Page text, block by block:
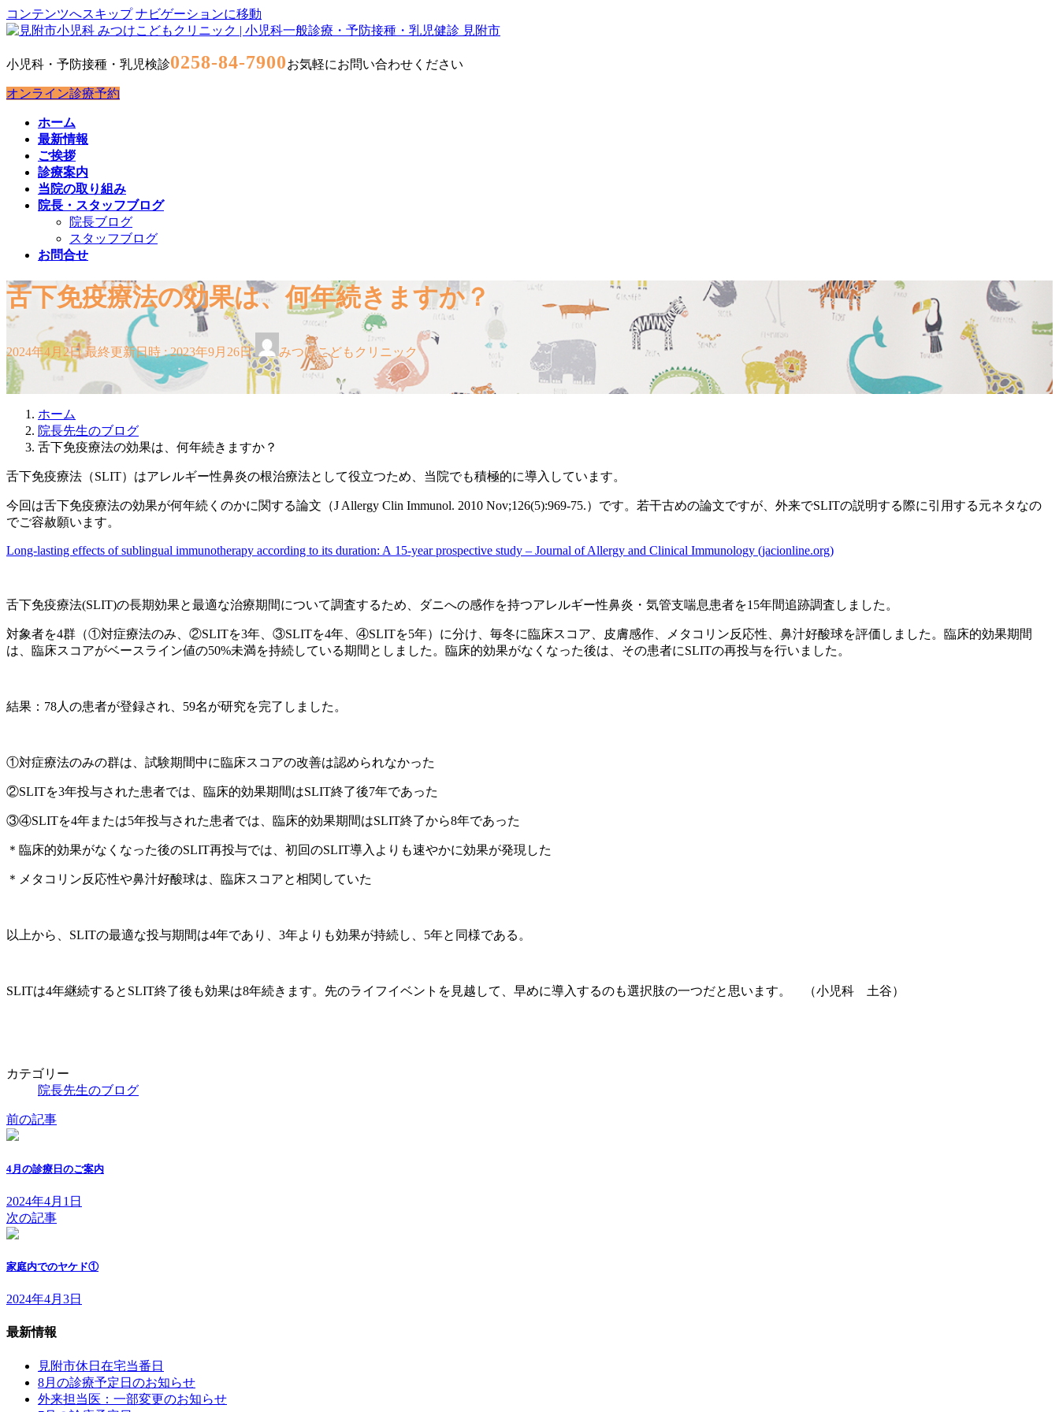
コンテンツへスキップ ナビゲーションに移動
小児科・予防接種・乳児検診0258-84-7900お気軽にお問い合わせください
オンライン診療予約
ホーム
最新情報
ご挨拶
診療案内
当院の取り組み
院長・スタッフブログ
院長ブログ
スタッフブログ
お問合せ
舌下免疫療法の効果は、何年続きますか？
2024年4月2日 最終更新日時 :2023年9月26日 みつけこどもクリニック
ホーム
院長先生のブログ
舌下免疫療法の効果は、何年続きますか？
舌下免疫療法（SLIT）はアレルギー性鼻炎の根治療法として役立つため、当院でも積極的に導入しています。
今回は舌下免疫療法の効果が何年続くのかに関する論文（J Allergy Clin Immunol. 2010 Nov;126(5):969-75.）です。若干古めの論文ですが、外来でSLITの説明する際に引用する元ネタなの
でご容赦願います。
Long-lasting effects of sublingual immunotherapy according to its duration: A 15-year prospective study – Journal of Allergy and Clinical Immunology (jacionline.org)
舌下免疫療法(SLIT)の長期効果と最適な治療期間について調査するため、ダニへの感作を持つアレルギー性鼻炎・気管支喘息患者を15年間追跡調査しました。
対象者を4群（①対症療法のみ、②SLITを3年、③SLITを4年、④SLITを5年）に分け、毎冬に臨床スコア、皮膚感作、メタコリン反応性、鼻汁好酸球を評価しました。臨床的効果期間
は、臨床スコアがベースライン値の50%未満を持続している期間としました。臨床的効果がなくなった後は、その患者にSLITの再投与を行いました。
結果：78人の患者が登録され、59名が研究を完了しました。
①対症療法のみの群は、試験期間中に臨床スコアの改善は認められなかった
②SLITを3年投与された患者では、臨床的効果期間はSLIT終了後7年であった
③④SLITを4年または5年投与された患者では、臨床的効果期間はSLIT終了から8年であった
＊臨床的効果がなくなった後のSLIT再投与では、初回のSLIT導入よりも速やかに効果が発現した
＊メタコリン反応性や鼻汁好酸球は、臨床スコアと相関していた
以上から、SLITの最適な投与期間は4年であり、3年よりも効果が持続し、5年と同様である。
SLITは4年継続するとSLIT終了後も効果は8年続きます。先のライフイベントを見越して、早めに導入するのも選択肢の一つだと思います。 （小児科 土谷）
カテゴリー
院長先生のブログ
前の記事
4月の診療日のご案内
2024年4月1日
次の記事
家庭内でのヤケド①
2024年4月3日
最新情報
見附市休日在宅当番日
8月の診療予定日のお知らせ
外来担当医：一部変更のお知らせ